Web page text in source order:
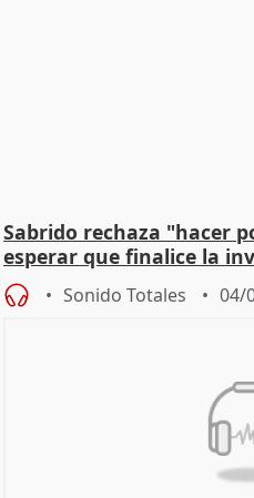
Sabrido rechaza "hacer
esperar que finalice la
Sonido Totales 04/